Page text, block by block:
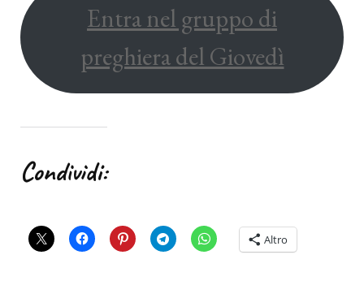
Entra nel gruppo di
preghiera del Giovedì
Condividi:
Altro